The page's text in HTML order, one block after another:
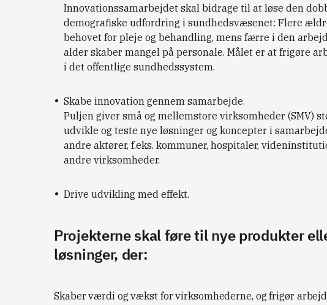
Innovationssamarbejdet skal bidrage til at løse den
demografiske udfordring i sundhedsvæsenet: Flere
behovet for pleje og behandling, mens færre i den
alder skaber mangel på personale. Målet er at frigøre
i det offentlige sundhedssystem.
Skabe innovation gennem samarbejde.
Puljen giver små og mellemstore virksomheder (SMV)
udvikle og teste nye løsninger og koncepter i
andre aktører, f.eks. kommuner, hospitaler,
andre virksomheder.
Drive udvikling med effekt.
Projekterne skal føre til nye produkter
løsninger, der:
Skaber værdi og vækst for virksomhederne, og frigør